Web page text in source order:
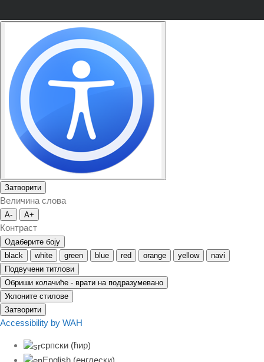
Затворити
Величина слова
A- A+
Контраст
Одаберите боју
black
white green blue red orange yellow
navi
Подвучени титлови
Обриши колачиће - врати на подразумевано
Уклоните стилове
Затворити
Accessibility by WAH
српски (ћир)
English (енглески)